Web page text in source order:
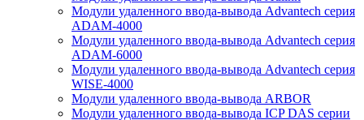
Модули удаленного ввода-вывода Advantech серия
ADAM-4000
Модули удаленного ввода-вывода Advantech серия
ADAM-6000
Модули удаленного ввода-вывода Advantech серия
WISE-4000
Модули удаленного ввода-вывода ARBOR
Модули удаленного ввода-вывода ICP DAS серии